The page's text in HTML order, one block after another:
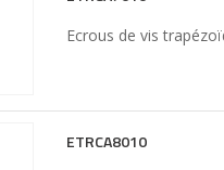
Ecrous de vis
ETRCA8010